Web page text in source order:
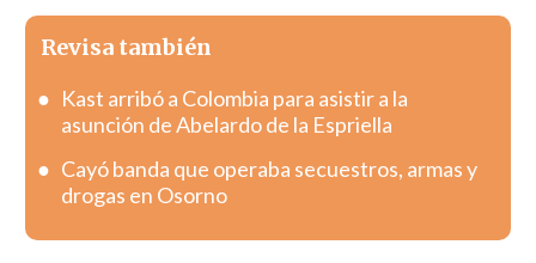
Revisa también
Kast arribó a Colombia para asistir a la
asunción de Abelardo de la Espriella
Cayó banda que operaba secuestros, armas y
drogas en Osorno